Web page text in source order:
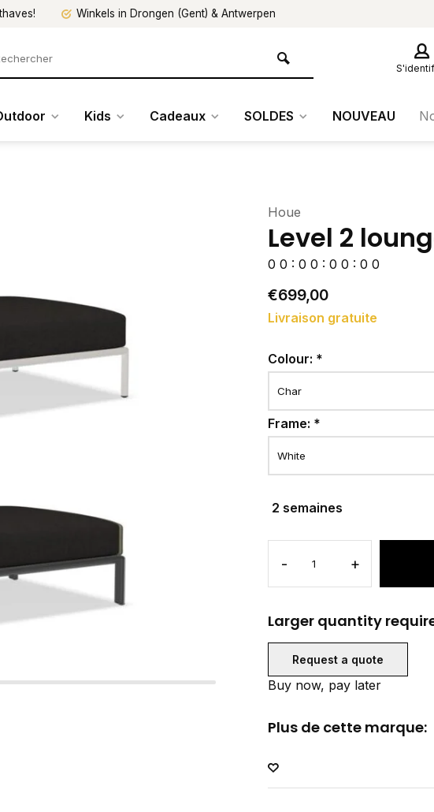
Winkels in Drongen (Gent) & Antwerpen
Kids Cadeaux SOLDES NOUVEAU
Houe
Level 2
0 0 : 0 0 : 0 0 : 0 0
€699,00
Livraison gratuite
Colour: *
Frame: *
2 semaines
- +
Larger quantity
Request a quote
Buy now, pay later
Plus de cette marque: